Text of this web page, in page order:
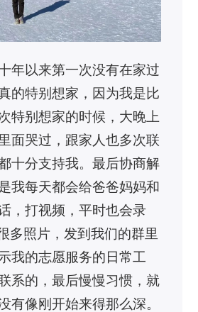
年以来第一次没有在家过
的特别想家，因为我是比
特别想家的时候，大晚上
面哭过，跟家人也多次联
十分支持我。最后协商解
我每天都会给爸爸妈妈和
，打视频，平时也会录
多照片，发到我们的群里
我的志愿服务的日常工
系的，最后慢慢习惯，就
有像刚开始来得那么深。